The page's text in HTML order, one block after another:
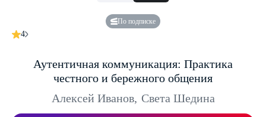
По подписке
4
Аутентичная коммуникация: Практика
честного и бережного общения
Алексей Иванов, Света Шедина